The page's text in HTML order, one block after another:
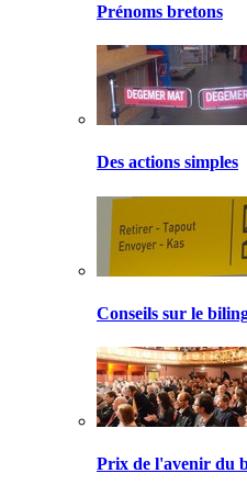
Prénoms bretons
Des actions simples
Conseils sur le
Prix de l'avenir du